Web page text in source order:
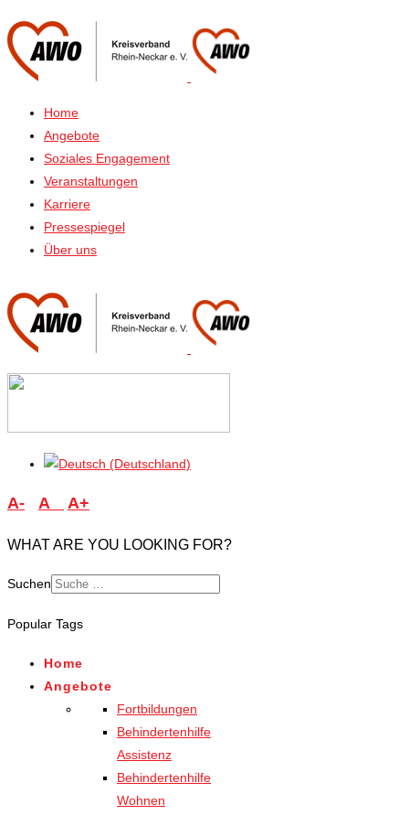
Home
Angebote
Soziales Engagement
Veranstaltungen
Karriere
Pressespiegel
Über uns
A- A A+
WHAT ARE YOU LOOKING FOR?
Suchen
for results.
Popular Tags
Home
Angebote
Fortbildungen
Behindertenhilfe
Assistenz
Behindertenhilfe
Wohnen